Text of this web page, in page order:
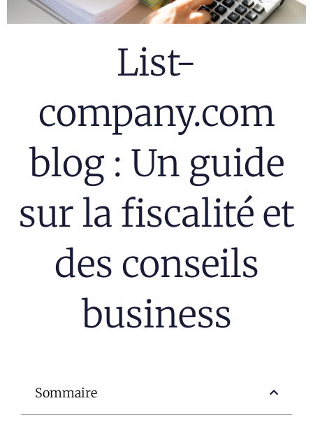
List-
company.com
blog : Un guide
sur la fiscalité et
des conseils
business
Sommaire